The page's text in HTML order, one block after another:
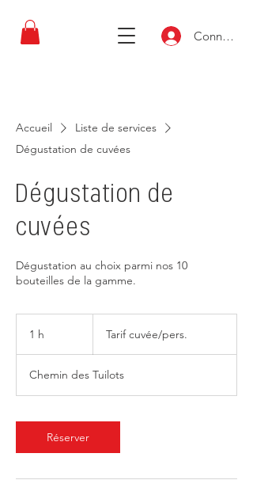
Connexion
Accueil
Liste de services
Dégustation de cuvées
Dégustation de
cuvées
Dégustation au choix parmi nos 10
bouteilles de la gamme.
1 h Tarif cuvée/pers.
Chemin des Tuilots
Réserver